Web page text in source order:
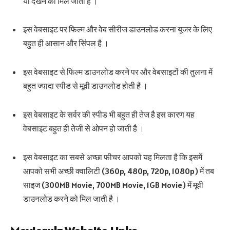
इस वेबसाइट पर फिल्म और वेब सीरीज डाउनलोड करना यूजर के लिए
बहुत ही आसान और सिंपल है ।
इस वेबसाइट से फिल्म डाउनलोड करने पर और वेबसाइटों की तुलना में
बहुत ज्यादा स्पीड से मूवी डाउनलोड होती है ।
इस वेबसाइट के सर्वर की स्पीड भी बहुत ही तेज है इस कारण यह
वेबसाइट बहुत ही तेजी से ओपन हो जाती है ।
इस वेबसाइट का सबसे अच्छा फीचर आपको यह मिलता है कि इसमें
आपको सभी अच्छी क्वालिटी (360p, 480p, 720p, 1080p) में तब
साइज (300MB Movie, 700MB Movie, 1GB Movie) में मूवी
डाउनलोड करने को मिल जाती है ।